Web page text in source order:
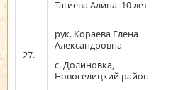
27.
Тагиева Алина 10 лет
рук. Кораева Елена
Александровна
с. Долиновка,
Новоселицкий район